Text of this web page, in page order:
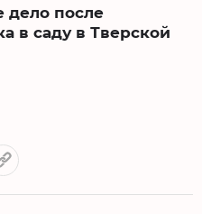
дело после
в саду в Тверской